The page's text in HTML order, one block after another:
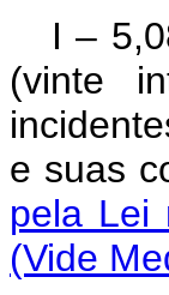
I –
(vinte
e suas
pela Lei
(Vide